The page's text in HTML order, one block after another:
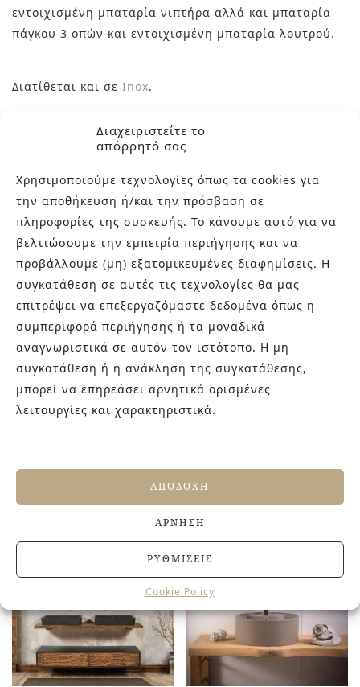
Διαχειριστείτε το
απόρρητό σας
Χρησιμοποιούμε τεχνολογίες όπως τα cookies για
την αποθήκευση ή/και την πρόσβαση σε
πληροφορίες της συσκευής. Το κάνουμε αυτό για να
βελτιώσουμε την εμπειρία περιήγησης και να
προβάλλουμε (μη) εξατομικευμένες διαφημίσεις. Η
συγκατάθεση σε αυτές τις τεχνολογίες θα μας
επιτρέψει να επεξεργαζόμαστε δεδομένα όπως η
συμπεριφορά περιήγησης ή τα μοναδικά
αναγνωριστικά σε αυτόν τον ιστότοπο. Η μη
συγκατάθεση ή η ανάκληση της συγκατάθεσης,
μπορεί να επηρεάσει αρνητικά ορισμένες
λειτουργίες και χαρακτηριστικά.
ΑΠΟΔΟΧΉ
ΆΡΝΗΣΗ
ΡΥΘΜΊΣΕΙΣ
Cookie Policy
εντοιχισμένη μπαταρία νιπτήρα αλλά και μπαταρία
πάγκου 3 οπών και εντοιχισμένη μπαταρία λουτρού.
Διατίθεται και σε Inox.
Συνοδεύεται από εγγύηση 5 χρόνων.
Made in Italy
Επικοινωνήστε μαζί μας στα τηλέφωνα 210-9934544
και 210-9934037 ή μέσω e-mail στο
info@bagnocasa.gr για περισσότερες πληροφορίες.
Θα χαρούμε να σας λύσουμε οποιαδήποτε απορία.
ΣΧΕΤΙΚΆ ΠΡΟΪΌΝΤΑ